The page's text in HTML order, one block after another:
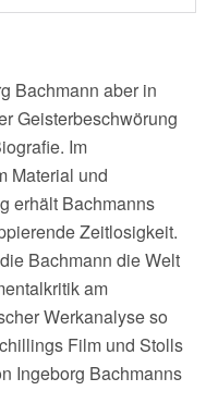
Bachmann aber in
Geisterbeschwörung
Im
Material und
erhält Bachmanns
Zeitlosigkeit.
Bachmann die Welt
am
Werkanalyse so
Film und Stolls
Ingeborg Bachmanns